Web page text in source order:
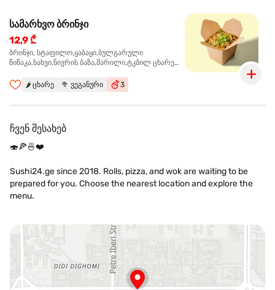
სამარხვო ბრინჯი
12,9 ₾
ბრინჯი, სტაფილო,ყაბაყი,ბულგარული
წიწაკა,ხახვი,ნივრის ბაზა,მარილი,ტკბილ ცხარე
ნაზავი,მზესუმზირის ზეთი ,ბარდა
🌶️ ცხარე 🥦 ვეგანური 3
ჩვენ შესახებ
🍣🍕🍜❤️
Sushi24.ge since 2018. Rolls, pizza, and wok are waiting to be
prepared for you. Choose the nearest location and explore the
menu.